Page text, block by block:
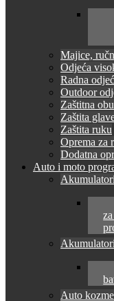
Majice,
Odjeća
Radna
Outdoor
Zaštitna
Zaštita
Zaštita ruku
Oprema za
Dodatna
Auto i moto
Akumulatori
Auto